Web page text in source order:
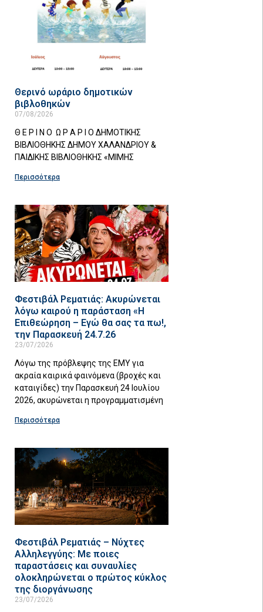
Θερινό ωράριο δημοτικών
βιβλοθηκών
07/08/2026
Θ Ε Ρ Ι Ν Ο Ω Ρ Α Ρ Ι Ο ΔΗΜΟΤΙΚΗΣ
ΒΙΒΛΙΟΘΗΚΗΣ ΔΗΜΟΥ ΧΑΛΑΝΔΡΙΟΥ &
ΠΑΙΔΙΚΗΣ ΒΙΒΛΙΟΘΗΚΗΣ «ΜΙΜΗΣ
Περισσότερα
Φεστιβάλ Ρεματιάς: Ακυρώνεται
λόγω καιρού η παράσταση «Η
Επιθεώρηση – Εγώ θα σας τα πω!,
την Παρασκευή 24.7.26
23/07/2026
Λόγω της πρόβλεψης της ΕΜΥ για
ακραία καιρικά φαινόμενα (βροχές και
καταιγίδες) την Παρασκευή 24 Ιουλίου
2026, ακυρώνεται η προγραμματισμένη
Περισσότερα
Φεστιβάλ Ρεματιάς – Νύχτες
Αλληλεγγύης: Με ποιες
παραστάσεις και συναυλίες
ολοκληρώνεται ο πρώτος κύκλος
της διοργάνωσης
23/07/2026